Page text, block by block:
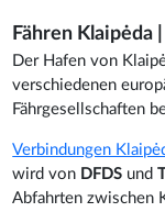
Fähren Klaipėda
Der Hafen von
verschiedenen
Fährgesellschaften
Verbindungen
wird von DFDS und
Abfahrten zwischen